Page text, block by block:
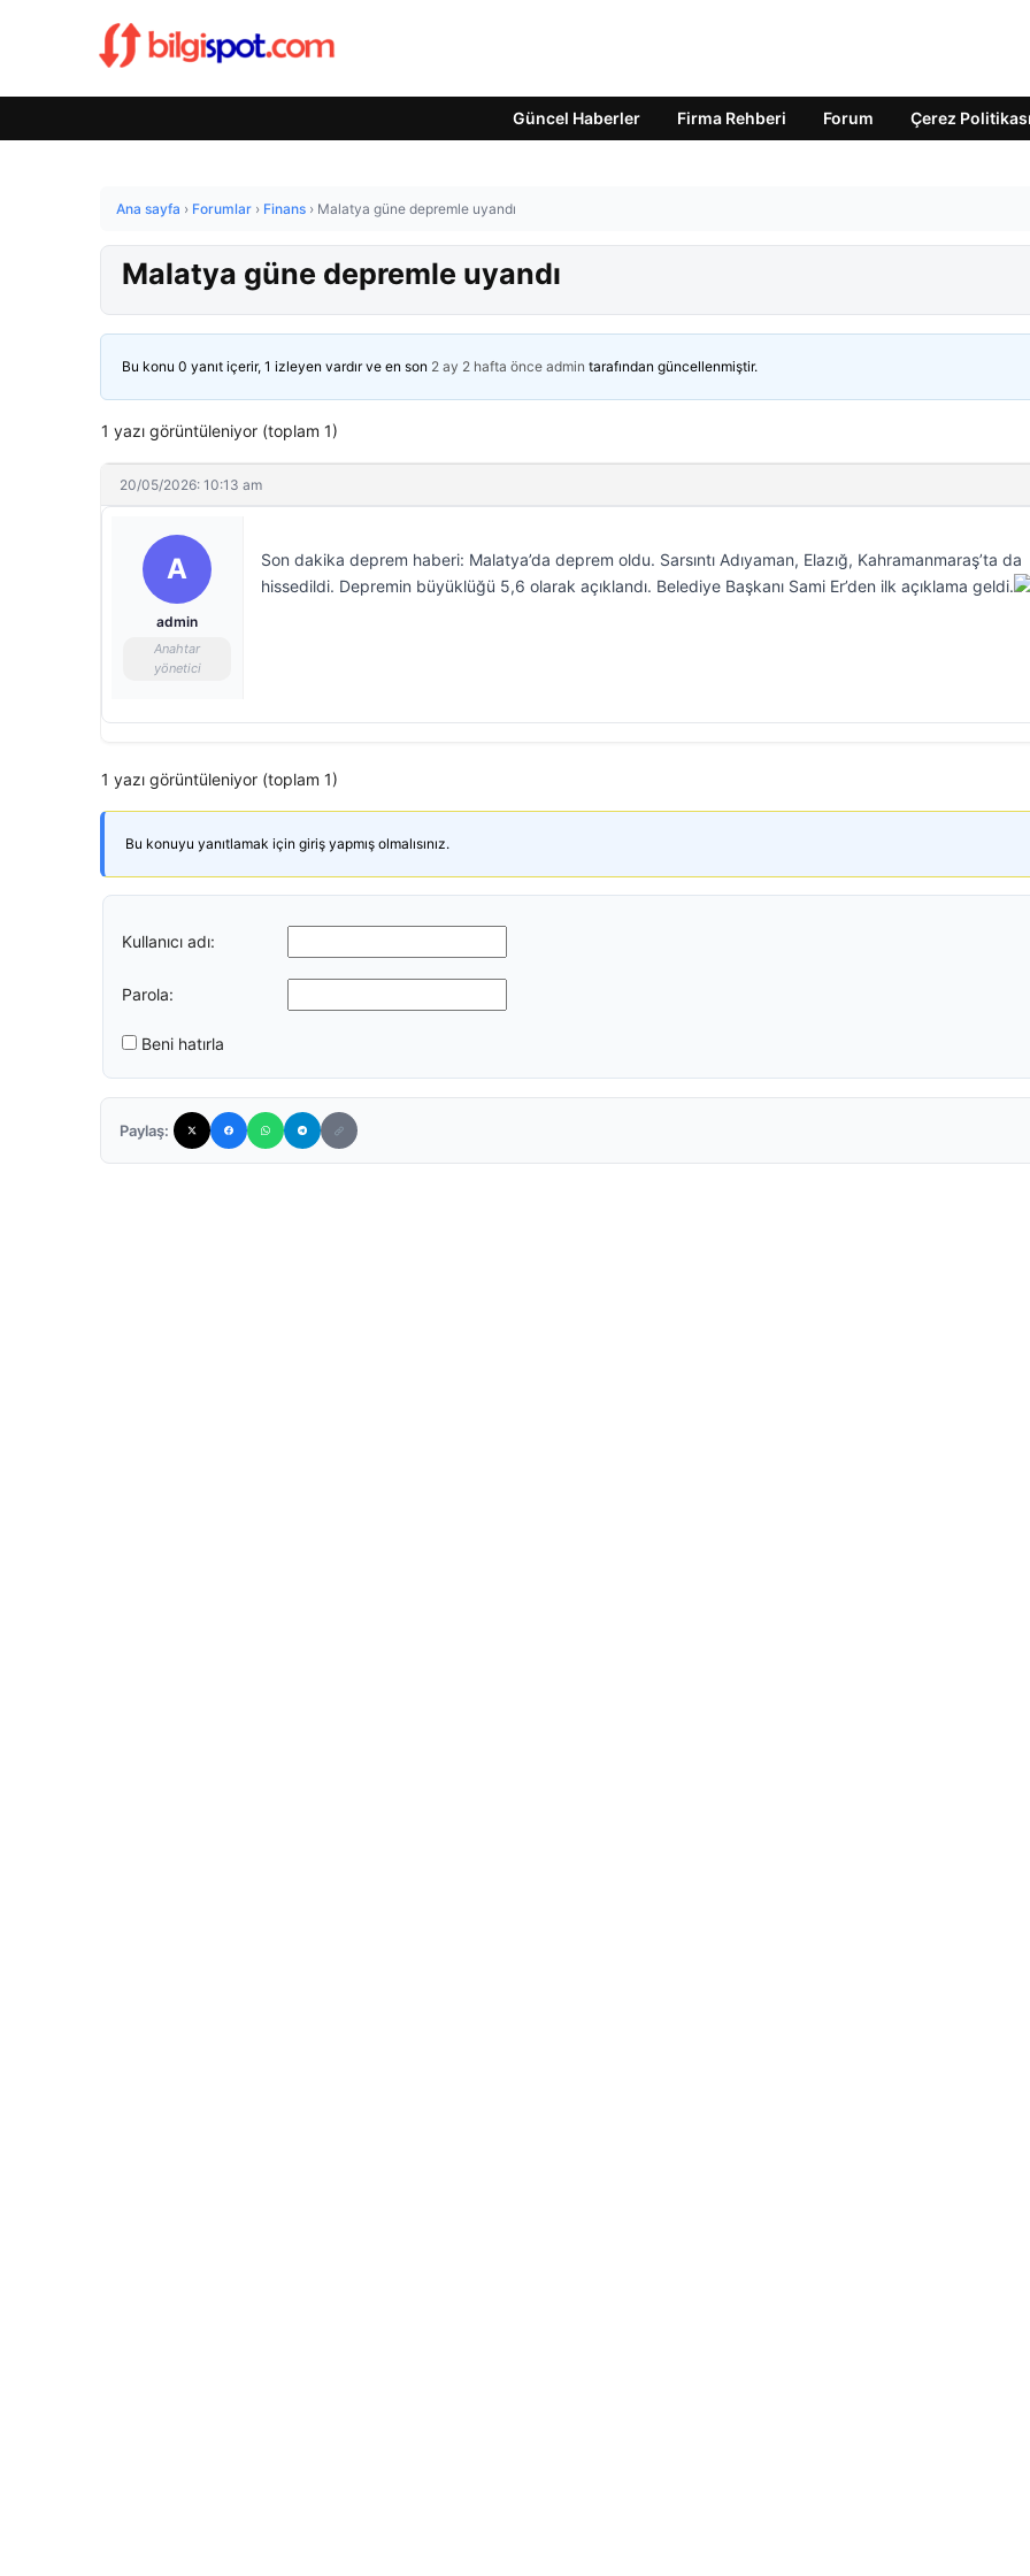
Güncel Haberler Firma Rehberi Forum Çerez Politikası
Ana sayfa › Forumlar › Finans › Malatya güne depremle uyandı
Malatya güne depremle uyandı
Bu konu 0 yanıt içerir, 1 izleyen vardır ve en son 2 ay 2 hafta önce admin tarafından güncellenmiştir.
1 yazı görüntüleniyor (toplam 1)
20/05/2026: 10:13 am
A
admin
Anahtar
yönetici
Son dakika deprem haberi: Malatya’da deprem oldu. Sarsıntı Adıyaman, Elazığ, Kahramanmaraş’ta da
hissedildi. Depremin büyüklüğü 5,6 olarak açıklandı. Belediye Başkanı Sami Er’den ilk açıklama geldi.
1 yazı görüntüleniyor (toplam 1)
Bu konuyu yanıtlamak için giriş yapmış olmalısınız.
Kullanıcı adı:
Parola:
Beni hatırla
Paylaş: